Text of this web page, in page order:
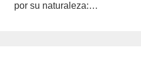
por su naturaleza:…